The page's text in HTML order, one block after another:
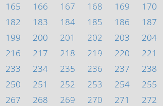
165 166 167 168 169 170
182 183 184 185 186 187
199 200 201 202 203 204
216 217 218 219 220 221
233 234 235 236 237 238
250 251 252 253 254 255
267 268 269 270 271 272